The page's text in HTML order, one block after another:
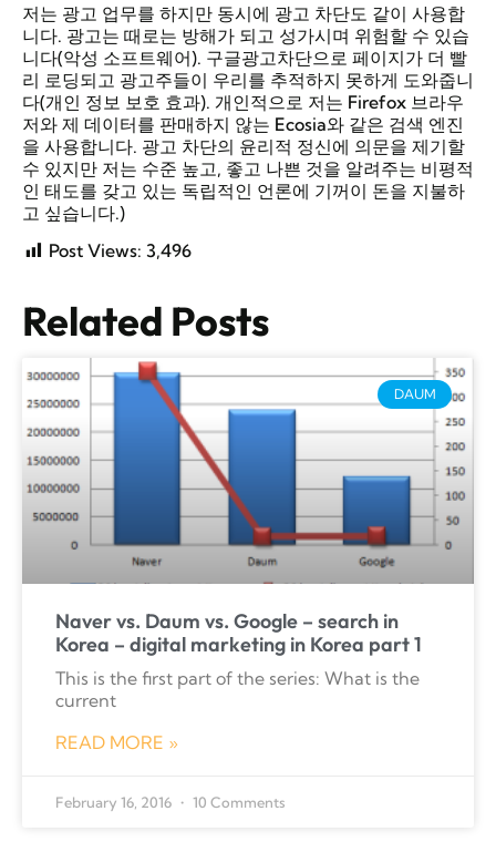
저는 광고 업무를 하지만 동시에 광고 차단도 같이 사용합
니다. 광고는 때로는 방해가 되고 성가시며 위험할 수 있습
니다(악성 소프트웨어). 구글광고차단으로 페이지가 더 빨
리 로딩되고 광고주들이 우리를 추적하지 못하게 도와줍니
다(개인 정보 보호 효과). 개인적으로 저는 Firefox 브라우
저와 제 데이터를 판매하지 않는 Ecosia와 같은 검색 엔진
을 사용합니다. 광고 차단의 윤리적 정신에 의문을 제기할
수 있지만 저는 수준 높고, 좋고 나쁜 것을 알려주는 비평적
인 태도를 갖고 있는 독립적인 언론에 기꺼이 돈을 지불하
고 싶습니다.)
Post Views: 3,496
Related Posts
DAUM
Naver vs. Daum vs. Google – search in
Korea – digital marketing in Korea part 1
This is the first part of the series: What is the
current
READ MORE »
February 16, 2016 10 Comments